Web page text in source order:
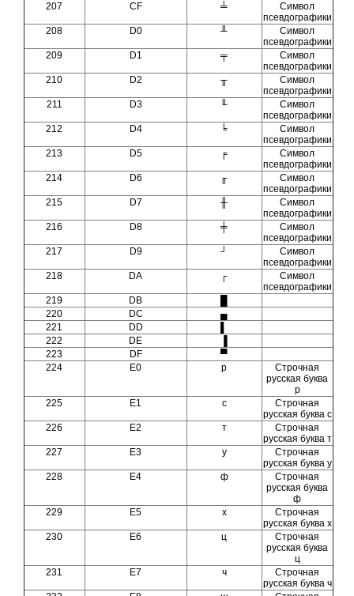
207
CF ╧
Символ
псевдографики
208
D0 ╨
Символ
псевдографики
209
D1 ╤
Символ
псевдографики
210
D2 ╥
Символ
псевдографики
211
D3 ╙
Символ
псевдографики
212
D4 ╘
Символ
псевдографики
213
D5 ╒
Символ
псевдографики
214
D6 ╓
Символ
псевдографики
215
D7 ╫
Символ
псевдографики
216
D8 ╪
Символ
псевдографики
217
D9 ┘
Символ
псевдографики
218
DA ┌
Символ
псевдографики
219
DB
220
DC
▄
221
DD
222
DE
223
DF
▀
224
E0 р
Строчная
русская буква
р
225
E1 с
Строчная
русская буква с
226
E2 т
Строчная
русская буква т
227
E3 у
Строчная
русская буква у
228
E4 ф
Строчная
русская буква
ф
229
E5 х
Строчная
русская буква х
230
E6 ц
Строчная
русская буква
ц
231
E7 ч
Строчная
русская буква ч